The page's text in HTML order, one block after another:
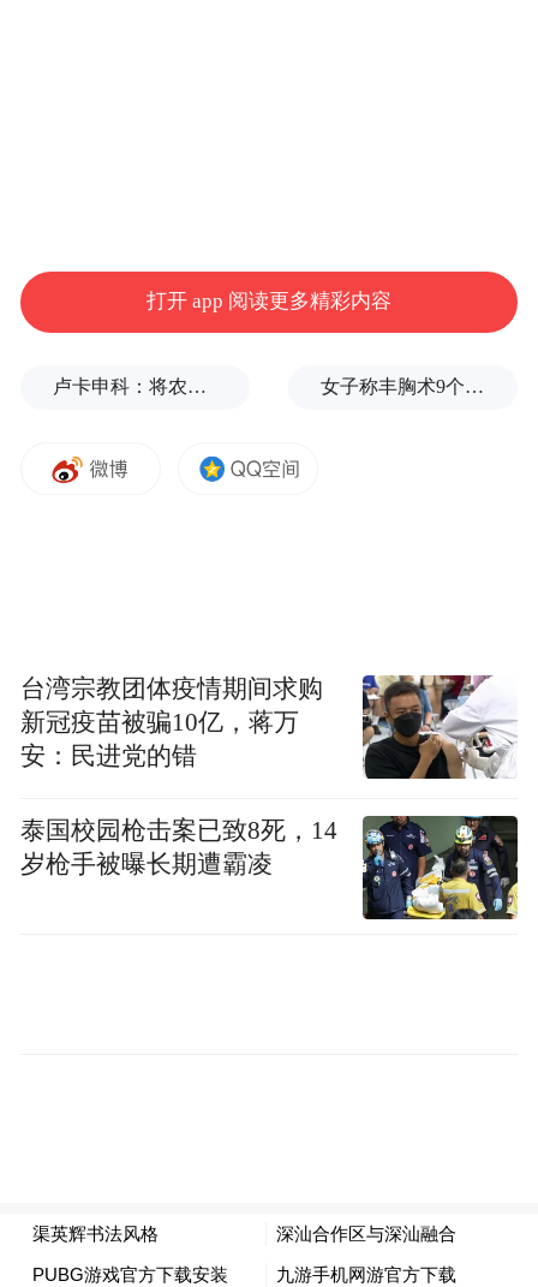
谈，对深汕文化有了更深的了解。
渠英辉老师（右）接受采访
在深汕，凤凰网深圳采访了渠英辉老师。
渠老师是当代定瓷陶瓷大师、中国著名工艺
美术大师陈文增的弟子。定瓷为中国宋代五
大名窖之一，产地在河北省保定市曲阳县，
动的藏头诗、藏尾诗。这种独特的艺术形
打开 app 阅读更多精彩内容
卢卡申科：将农忙季节不好好干活的人都发配边疆充军！ 女子称丰胸术9个月后确诊乳腺癌，医美机构：手术不可能引发癌症，建议走司法途径
台湾宗教团体疫情期间求购
新冠疫苗被骗10亿，蒋万
安：民进党的错
泰国校园枪击案已致8死，14
岁枪手被曝长期遭霸凌